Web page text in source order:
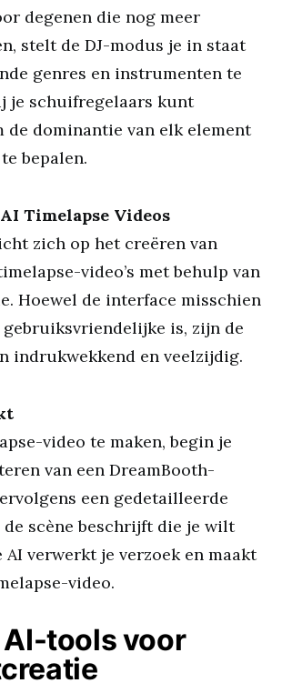
degenen die nog meer
stelt de DJ-modus je in staat
genres en instrumenten te
je schuifregelaars kunt
de dominantie van elk element
bepalen.
Timelapse Videos
zich op het creëren van
video’s met behulp van
Hoewel de interface misschien
is, zijn de
indrukwekkend en veelzijdig.
video te maken, begin je
van een DreamBooth-
een gedetailleerde
scène beschrijft die je wilt
AI verwerkt je verzoek en maakt
video.
tools voor